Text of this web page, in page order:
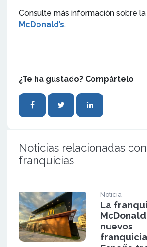
Consulte más información sobre
McDonald’s.
¿Te ha gustado? Compártelo
Noticias relacionadas
franquicias
Noticia
La
nuevos